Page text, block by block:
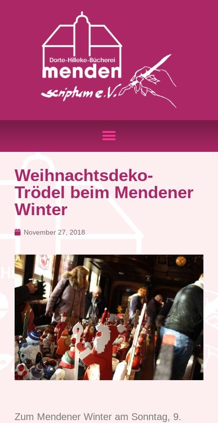
Weihnachtsdeko-
Trödel beim Mendener
Winter
November 27, 2018
Zum Mendener Winter am Sonntag, 9.